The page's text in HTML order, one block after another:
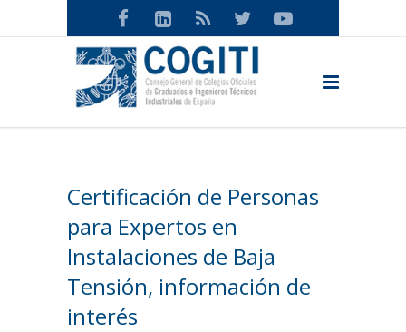
Certificación de Personas
para Expertos en
Instalaciones de Baja
Tensión, información de
interés